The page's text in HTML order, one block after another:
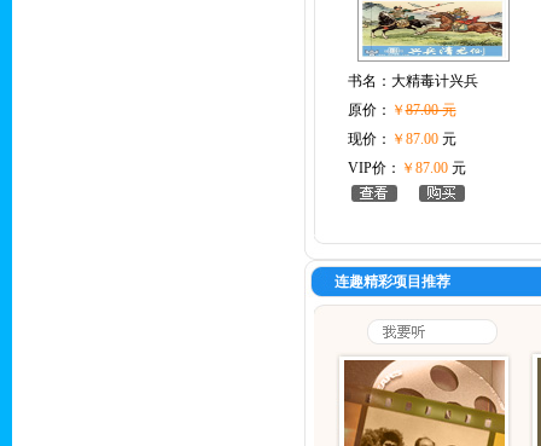
书名： 大精毒计兴兵
原价： ￥87.00 元
现价： ￥87.00元
VIP价： ￥87.00元
连趣精彩项目推荐